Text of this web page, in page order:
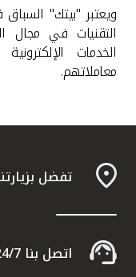
ويعتبر "بيتك"
التقنيات في مجال
الخدمات
معاملاتهم.
تفضل
اتصل بنا 24/7 "الخدمة الهاتفية" 1803333